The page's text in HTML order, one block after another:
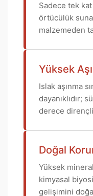
Sadece tek
örtücülük
malzemeden
Yüksek
Islak aşınma
dayanıklıdır;
derece
Doğal
Yüksek
kimyasal
gelişimini